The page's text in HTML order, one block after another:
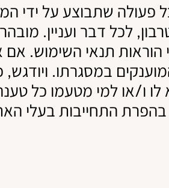
פעולה שתבוצע על
לכל דבר ועניין.
תנאי השימוש.
במסגרתו.
ו/או למי מטעמו כל
התחייבות בעלי